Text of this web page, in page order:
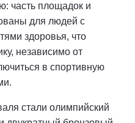
часть площадок и
для людей с
здоровья, что
независимо от
в спортивную
стали олимпийский